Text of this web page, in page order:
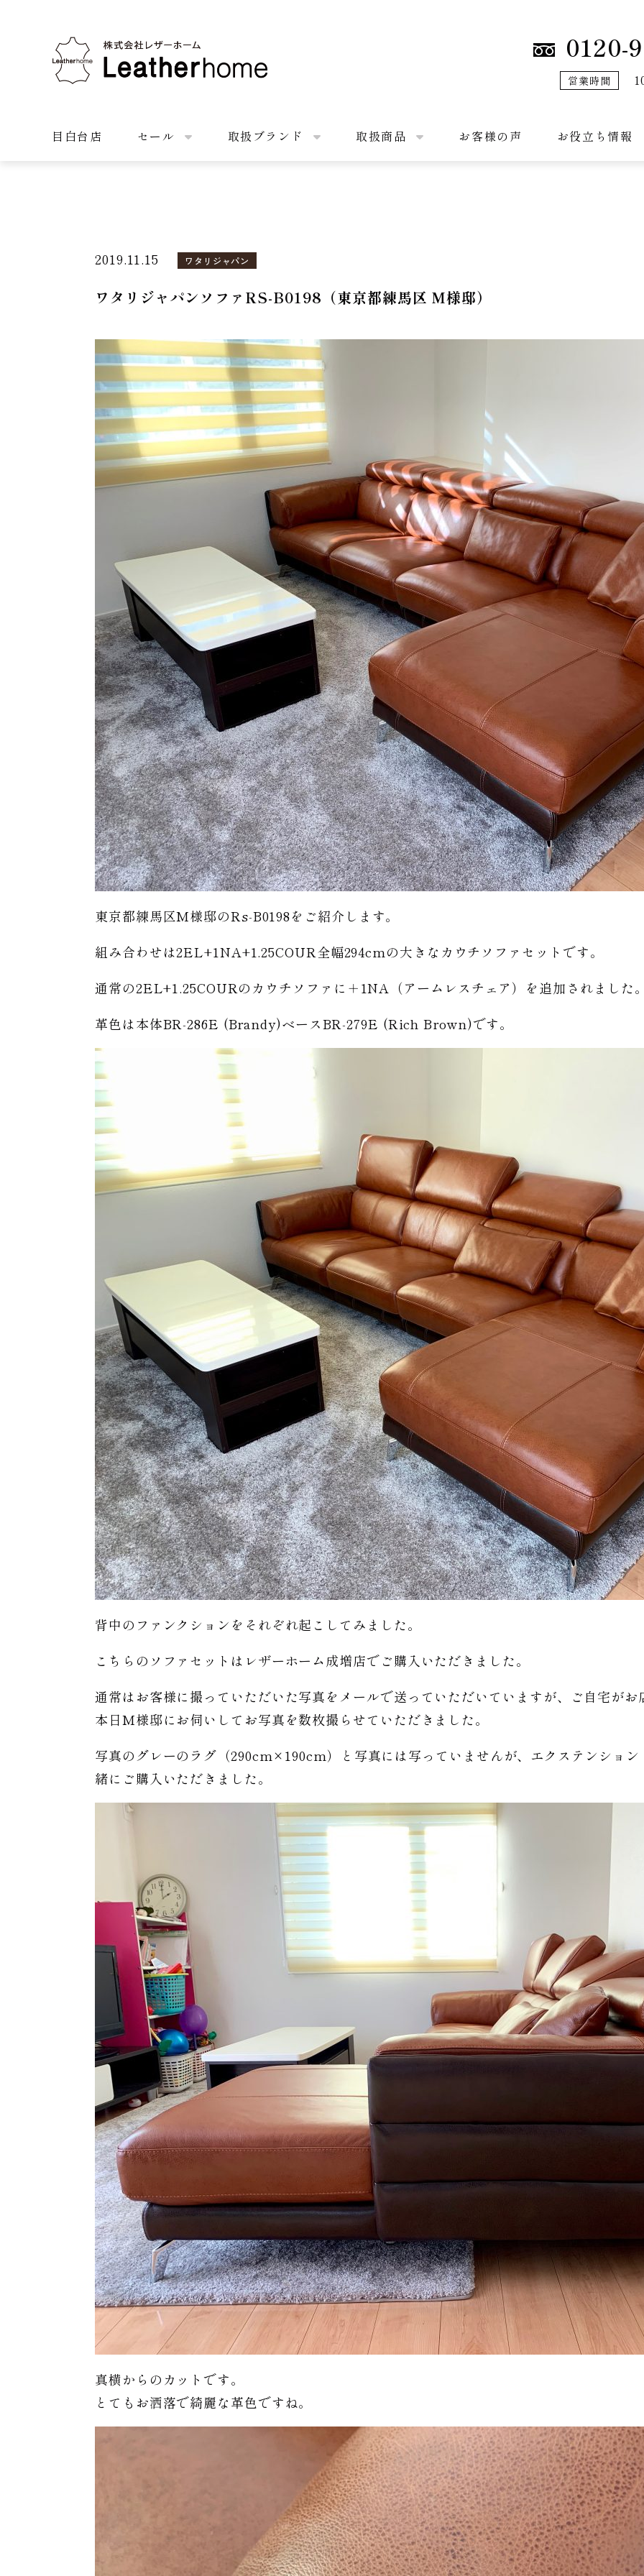
株式会社レザーホーム 0120-
営業時間
目白台店 セール 取扱ブランド 取扱商品 お客様の声 お役立ち情報
2019.11.15 ワタリジャパン
ワタリジャパンソファRS-B0198（東京都練馬区 M様邸）
東京都練馬区M様邸のRs-B0198をご紹介します。
組み合わせは2EL+1NA+1.25COUR全幅294cmの大きなカウチソファセットです。
通常の2EL+1.25COURのカウチソファに＋1NA（アームレスチェア）を追加されました
革色は本体BR-286E (Brandy)ベースBR-279E (Rich Brown)です。
背中のファンクションをそれぞれ起こしてみました。
こちらのソファセットはレザーホーム成増店でご購入いただきました。
通常はお客様に撮っていただいた写真をメールで送っていただいていますが、ご自宅が
本日M様邸にお伺いしてお写真を数枚撮らせていただきました。
写真のグレーのラグ（290cm×190cm）と写真には写っていませんが、エクステンショ
緒にご購入いただきました。
真横からのカットです。
とてもお洒落で綺麗な革色ですね。